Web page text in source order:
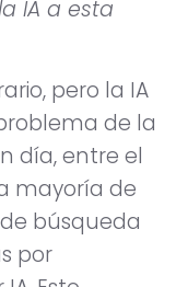
IA a esta
pero la IA
de la
día, entre el
mayoría de
búsqueda
por